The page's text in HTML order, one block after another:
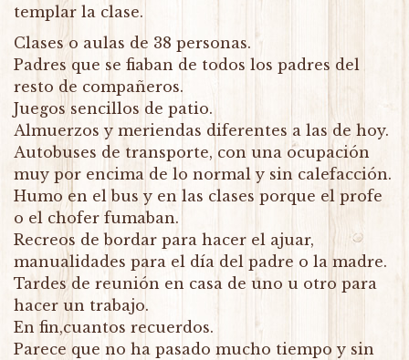
templar la clase.
Clases o aulas de 38 personas.
Padres que se fiaban de todos los padres del
resto de compañeros.
Juegos sencillos de patio.
Almuerzos y meriendas diferentes a las de hoy.
Autobuses de transporte, con una ocupación
muy por encima de lo normal y sin calefacción.
Humo en el bus y en las clases porque el profe
o el chofer fumaban.
Recreos de bordar para hacer el ajuar,
manualidades para el día del padre o la madre.
Tardes de reunión en casa de uno u otro para
hacer un trabajo.
En fin,cuantos recuerdos.
Parece que no ha pasado mucho tiempo y sin